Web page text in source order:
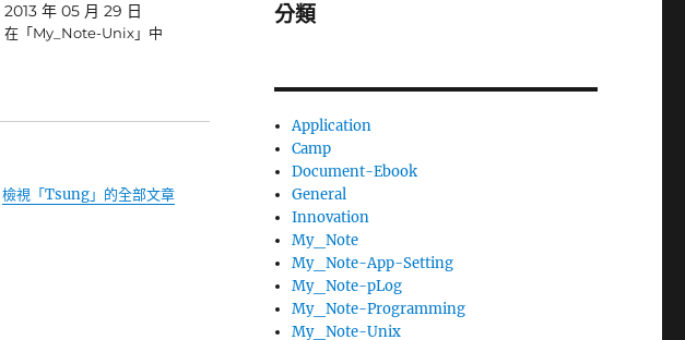
2013 年 05 月 29 日
在「My_Note-Unix」中
檢視「Tsung」的全部文章
分類
Application
Camp
Document-Ebook
General
Innovation
My_Note
My_Note-App-Setting
My_Note-pLog
My_Note-Programming
My_Note-Unix